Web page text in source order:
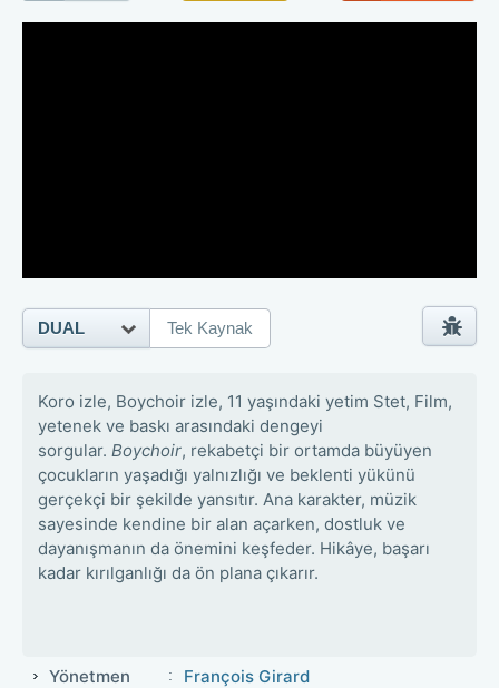
Koro izle, Boychoir izle, 11 yaşındaki yetim Stet, Film,
yetenek ve baskı arasındaki dengeyi
sorgular. Boychoir, rekabetçi bir ortamda büyüyen
çocukların yaşadığı yalnızlığı ve beklenti yükünü
gerçekçi bir şekilde yansıtır. Ana karakter, müzik
sayesinde kendine bir alan açarken, dostluk ve
dayanışmanın da önemini keşfeder. Hikâye, başarı
kadar kırılganlığı da ön plana çıkarır.
Yönetmen François Girard
DUAL Tek Kaynak